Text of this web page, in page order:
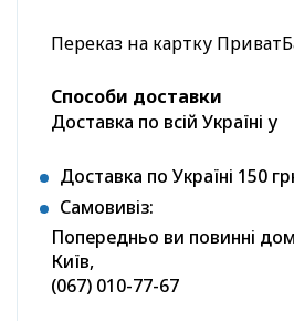
Переказ на картку
Способи доставки
Доставка по всій Україні у
Доставка по Україні 150
Самовивіз:
Попередньо ви повинні
Київ,
(067) 010-77-67